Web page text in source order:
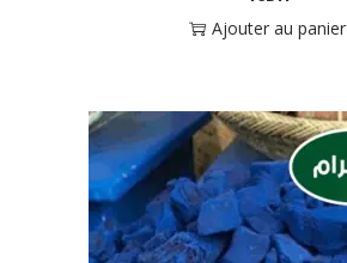
Ajouter au panier